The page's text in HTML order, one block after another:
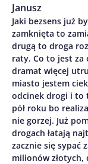
Treść
Zapamiętaj
pisania
Janusz
Jaki bezsens już
zamknięta to
drugą to droga
raty. Co to jest za
dramat więcej
miasto jestem
odcinek drogi i to
pół roku bo
nie gorzej. Już
drogach łatają
zacznie się sypać
milionów złotych,